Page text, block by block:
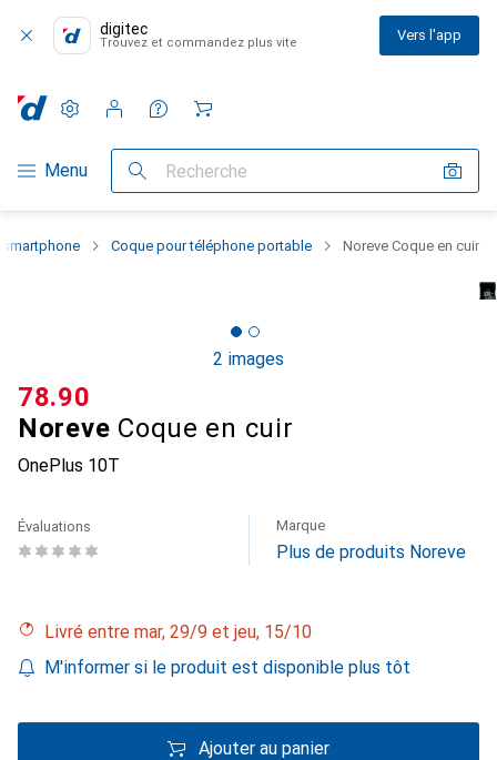
digitec
Trouvez et commandez plus vite Vers l'app
Navigation par catégorie
Menu Recherche
Paramètres
Compte client
Listes de comparaison
Listes d'envies
Panier
Coque pour téléphone portable Noreve Coque en cuir
2 images
Noreve Coque en cuir
OnePlus 10T
CHF
78.90
Évaluations Marque
Plus de produits Noreve
Livré entre mar, 29/9 et jeu, 15/10
M'informer si le produit est disponible plus tôt
Ajouter au panier